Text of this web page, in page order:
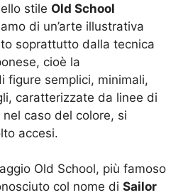
stile Old School
di un’arte illustrativa
soprattutto dalla tecnica
cioè la
figure semplici, minimali,
caratterizzate da linee di
caso del colore, si
accesi.
Old School, più famoso
col nome di Sailor